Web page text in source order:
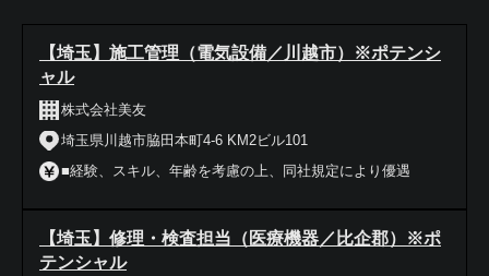
【埼玉】施工管理（電気設備／川越市）※ポテンシ
ャル
株式会社美友
埼玉県川越市脇田本町4-6 KM2ビル101
■経験、スキル、年齢を考慮の上、同社規定により優遇
【埼玉】修理・検査担当（医療機器／比企郡）※ポ
テンシャル